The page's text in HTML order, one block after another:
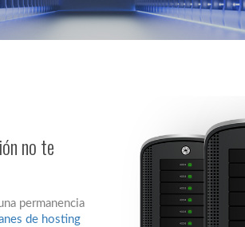
no te
permanencia
de hosting